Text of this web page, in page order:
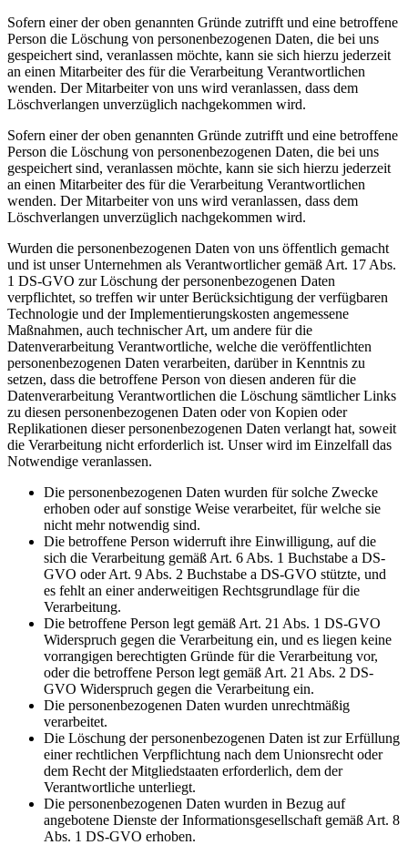
Sofern einer der oben genannten Gründe zutrifft und eine betroffene
Person die Löschung von personenbezogenen Daten, die bei uns
gespeichert sind, veranlassen möchte, kann sie sich hierzu jederzeit
an einen Mitarbeiter des für die Verarbeitung Verantwortlichen
wenden. Der Mitarbeiter von uns wird veranlassen, dass dem
Löschverlangen unverzüglich nachgekommen wird.
Sofern einer der oben genannten Gründe zutrifft und eine betroffene
Person die Löschung von personenbezogenen Daten, die bei uns
gespeichert sind, veranlassen möchte, kann sie sich hierzu jederzeit
an einen Mitarbeiter des für die Verarbeitung Verantwortlichen
wenden. Der Mitarbeiter von uns wird veranlassen, dass dem
Löschverlangen unverzüglich nachgekommen wird.
Wurden die personenbezogenen Daten von uns öffentlich gemacht
und ist unser Unternehmen als Verantwortlicher gemäß Art. 17 Abs.
1 DS-GVO zur Löschung der personenbezogenen Daten
verpflichtet, so treffen wir unter Berücksichtigung der verfügbaren
Technologie und der Implementierungskosten angemessene
Maßnahmen, auch technischer Art, um andere für die
Datenverarbeitung Verantwortliche, welche die veröffentlichten
personenbezogenen Daten verarbeiten, darüber in Kenntnis zu
setzen, dass die betroffene Person von diesen anderen für die
Datenverarbeitung Verantwortlichen die Löschung sämtlicher Links
zu diesen personenbezogenen Daten oder von Kopien oder
Replikationen dieser personenbezogenen Daten verlangt hat, soweit
die Verarbeitung nicht erforderlich ist. Unser wird im Einzelfall das
Notwendige veranlassen.
Die personenbezogenen Daten wurden für solche Zwecke
erhoben oder auf sonstige Weise verarbeitet, für welche sie
nicht mehr notwendig sind.
Die betroffene Person widerruft ihre Einwilligung, auf die
sich die Verarbeitung gemäß Art. 6 Abs. 1 Buchstabe a DS-
GVO oder Art. 9 Abs. 2 Buchstabe a DS-GVO stützte, und
es fehlt an einer anderweitigen Rechtsgrundlage für die
Verarbeitung.
Die betroffene Person legt gemäß Art. 21 Abs. 1 DS-GVO
Widerspruch gegen die Verarbeitung ein, und es liegen keine
vorrangigen berechtigten Gründe für die Verarbeitung vor,
oder die betroffene Person legt gemäß Art. 21 Abs. 2 DS-
GVO Widerspruch gegen die Verarbeitung ein.
Die personenbezogenen Daten wurden unrechtmäßig
verarbeitet.
Die Löschung der personenbezogenen Daten ist zur Erfüllung
einer rechtlichen Verpflichtung nach dem Unionsrecht oder
dem Recht der Mitgliedstaaten erforderlich, dem der
Verantwortliche unterliegt.
Die personenbezogenen Daten wurden in Bezug auf
angebotene Dienste der Informationsgesellschaft gemäß Art. 8
Abs. 1 DS-GVO erhoben.